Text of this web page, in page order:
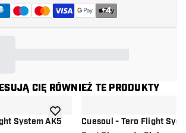
+4
CIĘ RÓWNIEŻ TE PRODUKTY
System AK5dodaj do listy życzeń
Cuesoul - Tero Flight